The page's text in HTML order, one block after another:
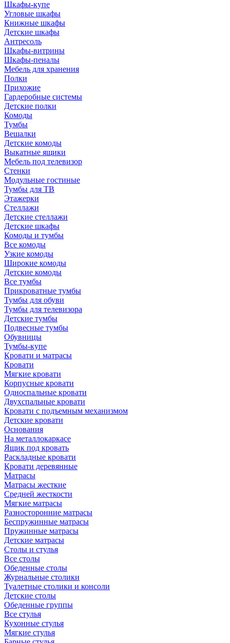
Шкафы-купе
Угловые шкафы
Книжные шкафы
Детские шкафы
Антресоль
Шкафы-витрины
Шкафы-пеналы
Мебель для хранения
Полки
Прихожие
Гардеробные системы
Детские полки
Комоды
Тумбы
Вешалки
Детские комоды
Выкатные ящики
Мебель под телевизор
Стенки
Модульные гостиные
Тумбы для ТВ
Этажерки
Стеллажи
Детские стеллажи
Детские шкафы
Комоды и тумбы
Все комоды
Узкие комоды
Широкие комоды
Детские комоды
Все тумбы
Прикроватные тумбы
Тумбы для обуви
Тумбы для телевизора
Детские тумбы
Подвесные тумбы
Обувницы
Тумбы-купе
Кровати и матрасы
Кровати
Мягкие кровати
Корпусные кровати
Односпальные кровати
Двухспальные кровати
Кровати с подъемным механизмом
Детские кровати
Основания
На металлокаркасе
Ящик под кровать
Раскладные кровати
Кровати деревянные
Матрасы
Матрасы жесткие
Средней жесткости
Мягкие матрасы
Разносторонние матрасы
Беспружинные матрасы
Пружинные матрасы
Детские матрасы
Столы и стулья
Все столы
Обеденные столы
Журнальные столики
Туалетные столики и консоли
Детские столы
Обеденные группы
Все стулья
Кухонные стулья
Мягкие стулья